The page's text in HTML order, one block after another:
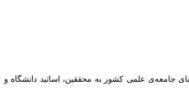
جامعه‌ی علمی کشور به محققین، اساتید دانشگاه و